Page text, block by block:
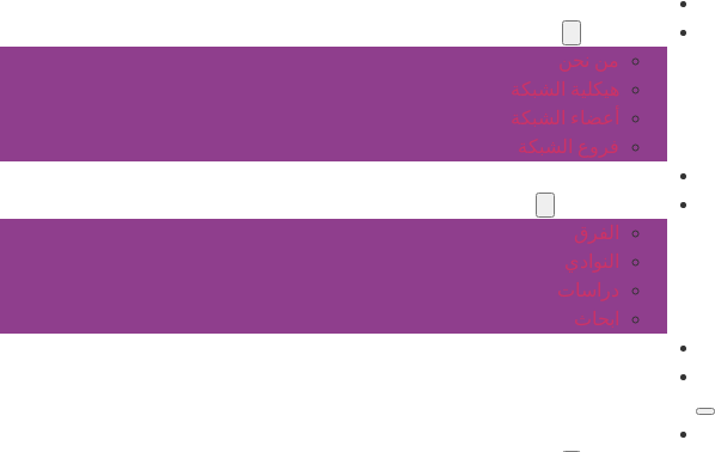
من نحن
هيكلية الشبكة
أعضاء الشبكة
فروع الشبكة
الفرق
النوادي
دراسات
ابحاث